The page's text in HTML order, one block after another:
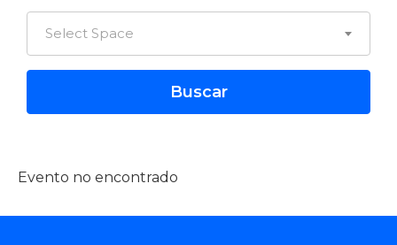
Select Space
Evento no encontrado